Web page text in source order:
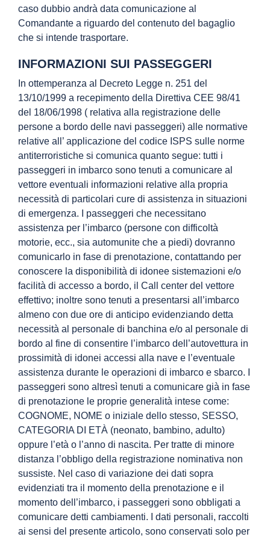
caso dubbio andrà data comunicazione al
Comandante a riguardo del contenuto del bagaglio
che si intende trasportare.
INFORMAZIONI SUI PASSEGGERI
In ottemperanza al Decreto Legge n. 251 del
13/10/1999 a recepimento della Direttiva CEE 98/41
del 18/06/1998 ( relativa alla registrazione delle
persone a bordo delle navi passeggeri) alle normative
relative all’ applicazione del codice ISPS sulle norme
antiterroristiche si comunica quanto segue: tutti i
passeggeri in imbarco sono tenuti a comunicare al
vettore eventuali informazioni relative alla propria
necessità di particolari cure di assistenza in situazioni
di emergenza. I passeggeri che necessitano
assistenza per l’imbarco (persone con difficoltà
motorie, ecc., sia automunite che a piedi) dovranno
comunicarlo in fase di prenotazione, contattando per
conoscere la disponibilità di idonee sistemazioni e/o
facilità di accesso a bordo, il Call center del vettore
effettivo; inoltre sono tenuti a presentarsi all’imbarco
almeno con due ore di anticipo evidenziando detta
necessità al personale di banchina e/o al personale di
bordo al fine di consentire l’imbarco dell’autovettura in
prossimità di idonei accessi alla nave e l’eventuale
assistenza durante le operazioni di imbarco e sbarco. I
passeggeri sono altresì tenuti a comunicare già in fase
di prenotazione le proprie generalità intese come:
COGNOME, NOME o iniziale dello stesso, SESSO,
CATEGORIA DI ETÀ (neonato, bambino, adulto)
oppure l’età o l’anno di nascita. Per tratte di minore
distanza l’obbligo della registrazione nominativa non
sussiste. Nel caso di variazione dei dati sopra
evidenziati tra il momento della prenotazione e il
momento dell’imbarco, i passeggeri sono obbligati a
comunicare detti cambiamenti. I dati personali, raccolti
ai sensi del presente articolo, sono conservati solo per